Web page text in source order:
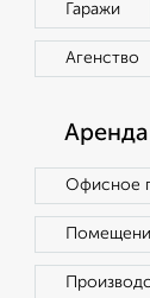
Гаражи
Агенство
Офисное